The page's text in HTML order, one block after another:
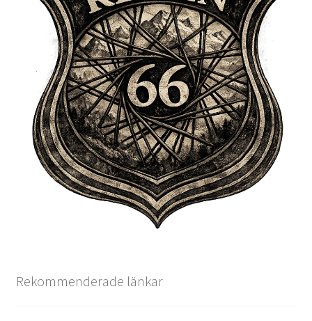
Rekommenderade länkar